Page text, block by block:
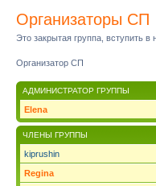
Организаторы СП
Это закрытая группа, вступить
Организатор СП
АДМИНИСТРАТОР ГРУППЫ
Elena
ЧЛЕНЫ ГРУППЫ
kiprushin
Regina